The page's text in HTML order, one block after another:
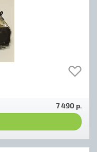
7 490 р.